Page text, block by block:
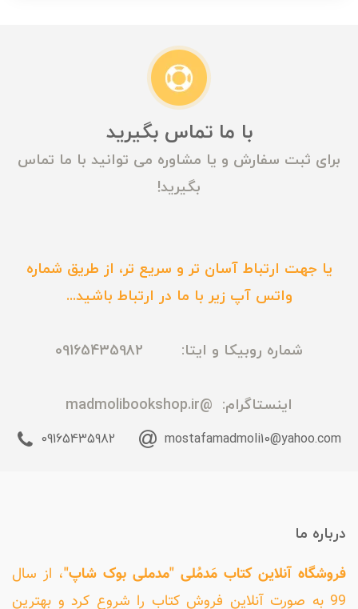
با ما تماس بگیرید
برای ثبت سفارش و یا مشاوره می توانید با ما تماس
بگیرید!
یا جهت ارتباط آسان تر و سریع تر، از طریق شماره
واتس آپ زیر با ما در ارتباط باشید...
شماره روبیکا و ایتا: 09165435982
اینستاگرام: @madmolibookshop.ir
mostafamadmoli10@yahoo.com
09165435982
درباره ما
فروشگاه آنلاین کتاب مَدمُلی "مدملی بوک شاپ"، از سال
99 به صورت آنلاین فروش کتاب را شروع کرد و بهترین